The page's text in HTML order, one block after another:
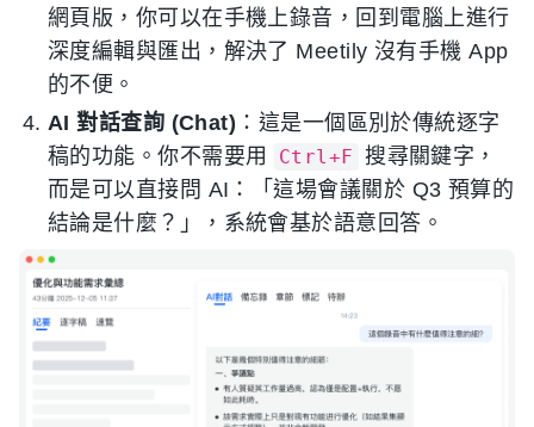
網頁版，你可以在手機上錄音，回到電腦上進行
深度編輯與匯出，解決了 Meetily 沒有手機 App
的不便。
AI 對話查詢 (Chat) ：這是一個區別於傳統逐字
稿的功能。你不需要用
Ctrl+F 搜尋關鍵字，
而是可以直接問 AI：「這場會議關於 Q3 預算的
結論是什麼？」，系統會基於語意回答。